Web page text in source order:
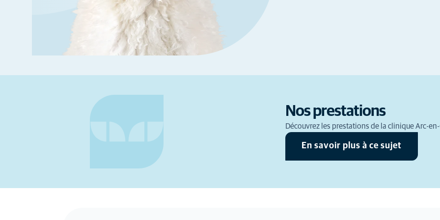
Nos prestations
Découvrez les prestations de la clinique Arc-
En savoir plus à ce sujet